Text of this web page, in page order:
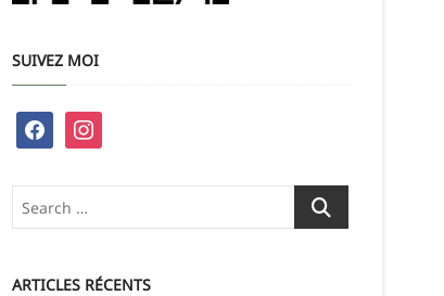
SUIVEZ MOI
facebookinstagram
Search
ARTICLES RÉCENTS